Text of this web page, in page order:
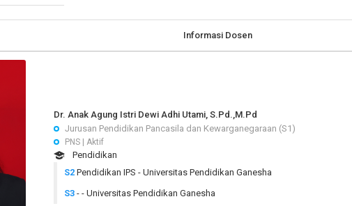
Informasi Dosen
Dr. Anak Agung Istri Dewi Adhi Utami, S.Pd.,M.Pd
Jurusan Pendidikan Pancasila dan Kewarganegaraan (S1)
PNS | Aktif
Pendidikan
S2 Pendidikan IPS - Universitas Pendidikan Ganesha
S3 - - Universitas Pendidikan Ganesha